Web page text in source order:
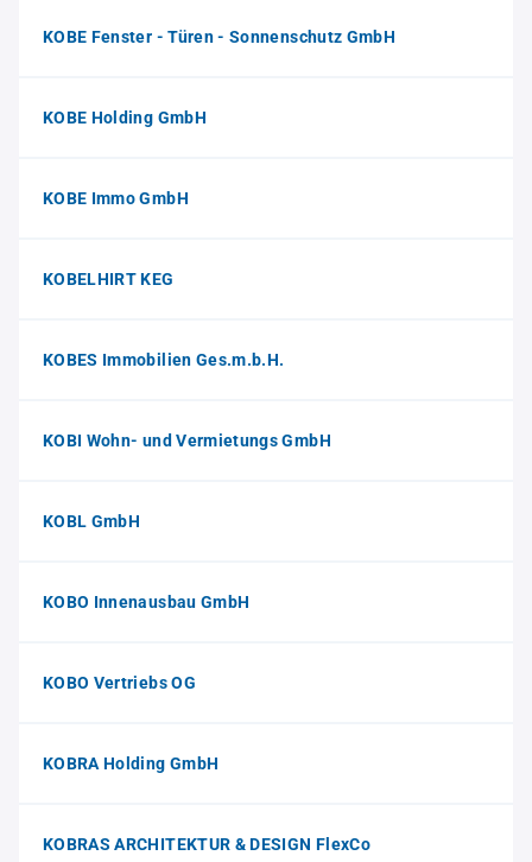
KOBE Fenster - Türen - Sonnenschutz GmbH
KOBE Holding GmbH
KOBE Immo GmbH
KOBELHIRT KEG
KOBES Immobilien Ges.m.b.H.
KOBI Wohn- und Vermietungs GmbH
KOBL GmbH
KOBO Innenausbau GmbH
KOBO Vertriebs OG
KOBRA Holding GmbH
KOBRAS ARCHITEKTUR & DESIGN FlexCo